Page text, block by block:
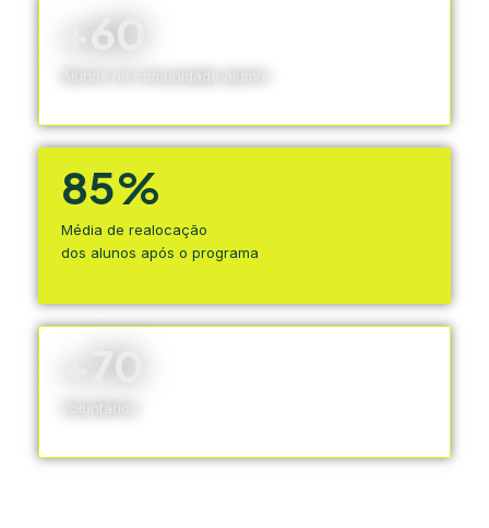
+60
85%
Média de realocação
dos alunos após o programa